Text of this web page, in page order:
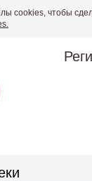
cookies, чтобы